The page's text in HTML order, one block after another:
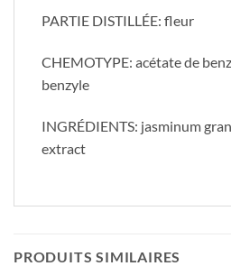
PARTIE DISTILLÉE: fleur
CHEMOTYPE: acétate de
benzyle
INGRÉDIENTS: jasminum
extract
PRODUITS SIMILAIRES